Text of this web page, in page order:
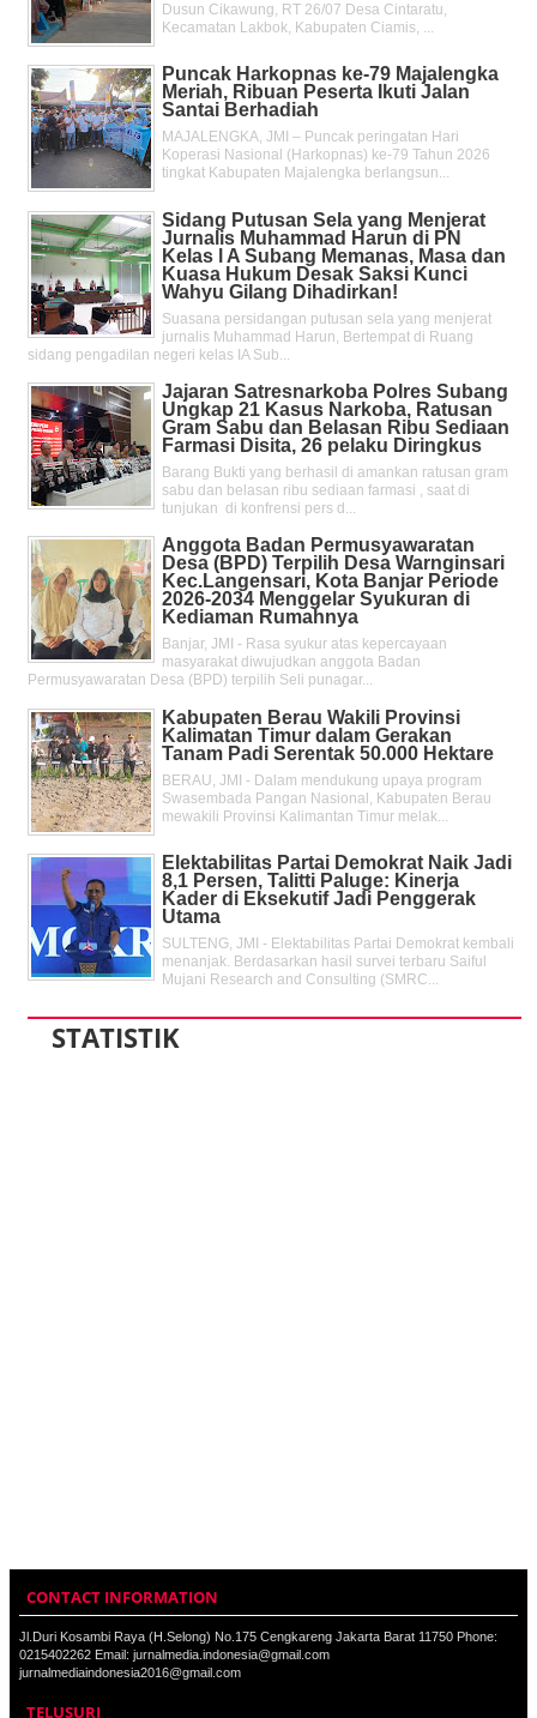
Dusun Cikawung, RT 26/07 Desa Cintaratu,
Kecamatan Lakbok, Kabupaten Ciamis, ...
Puncak Harkopnas ke-79 Majalengka
Meriah, Ribuan Peserta Ikuti Jalan
Santai Berhadiah
MAJALENGKA, JMI – Puncak peringatan Hari
Koperasi Nasional (Harkopnas) ke-79 Tahun 2026
tingkat Kabupaten Majalengka berlangsun...
Sidang Putusan Sela yang Menjerat
Jurnalis Muhammad Harun di PN
Kelas l A Subang Memanas, Masa dan
Kuasa Hukum Desak Saksi Kunci
Wahyu Gilang Dihadirkan!
Suasana persidangan putusan sela yang menjerat
jurnalis Muhammad Harun, Bertempat di Ruang
sidang pengadilan negeri kelas IA Sub...
Jajaran Satresnarkoba Polres Subang
Ungkap 21 Kasus Narkoba, Ratusan
Gram Sabu dan Belasan Ribu Sediaan
Farmasi Disita, 26 pelaku Diringkus
Barang Bukti yang berhasil di amankan ratusan gram
sabu dan belasan ribu sediaan farmasi , saat di
tunjukan di konfrensi pers d...
Anggota Badan Permusyawaratan
Desa (BPD) Terpilih Desa Warnginsari
Kec.Langensari, Kota Banjar Periode
2026-2034 Menggelar Syukuran di
Kediaman Rumahnya
Banjar, JMI - Rasa syukur atas kepercayaan
masyarakat diwujudkan anggota Badan
Permusyawaratan Desa (BPD) terpilih Seli punagar...
Kabupaten Berau Wakili Provinsi
Kalimatan Timur dalam Gerakan
Tanam Padi Serentak 50.000 Hektare
BERAU, JMI - Dalam mendukung upaya program
Swasembada Pangan Nasional, Kabupaten Berau
mewakili Provinsi Kalimantan Timur melak...
Elektabilitas Partai Demokrat Naik Jadi
8,1 Persen, Talitti Paluge: Kinerja
Kader di Eksekutif Jadi Penggerak
Utama
SULTENG, JMI - Elektabilitas Partai Demokrat kembali
menanjak. Berdasarkan hasil survei terbaru Saiful
Mujani Research and Consulting (SMRC...
STATISTIK
CONTACT INFORMATION
Jl.Duri Kosambi Raya (H.Selong) No.175 Cengkareng Jakarta Barat 11750 Phone:
0215402262 Email: jurnalmedia.indonesia@gmail.com
jurnalmediaindonesia2016@gmail.com
TELUSURI